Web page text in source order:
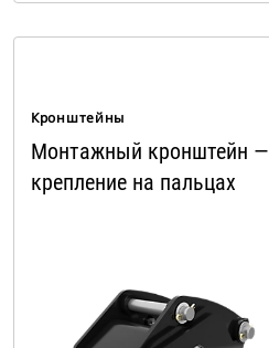
Кронштейны
Монтажный кронштейн —
крепление на пальцах